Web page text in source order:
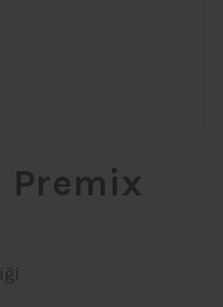
Premix